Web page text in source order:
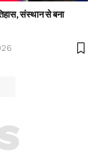
संस्थान से बना